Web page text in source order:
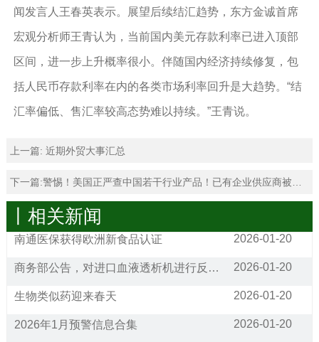
闻发言人王春英表示。展望后续结汇趋势，东方金诚首席
宏观分析师王青认为，当前国内美元存款利率已进入顶部
区间，进一步上升概率很小。伴随国内经济持续修复，包
括人民币存款利率在内的各类市场利率回升是大趋势。“结
汇率偏低、售汇率较高态势难以持续。”王青说。
上一篇: 近期外贸大事汇总
下一篇:警惕！美国正严查中国若干行业产品！已有企业供应商被扣货！
丨相关新闻
南通医保获得欧洲新食品认证 2026-01-20
2026-01-20
生物类似药迎来春天 2026-01-20
2026年1月预警信息合集 2026-01-20